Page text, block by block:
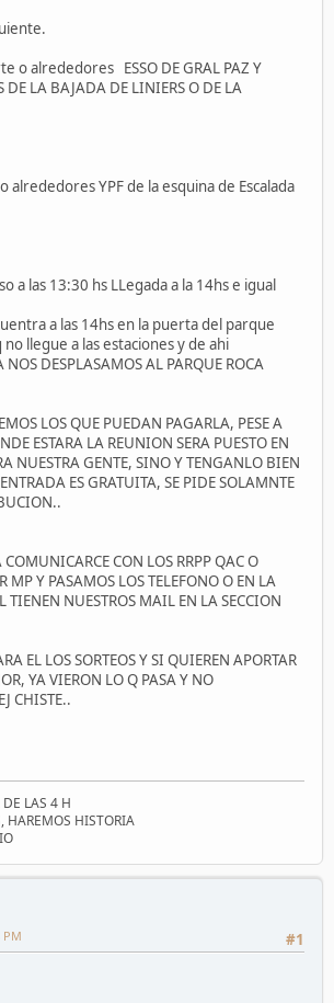
o alrededores ESSO DE GRAL PAZ Y
DE LA BAJADA DE LINIERS O DE LA
alrededores YPF de la esquina de Escalada
a las 13:30 hs LLegada a la 14hs e igual
a las 14hs en la puerta del parque
llegue a las estaciones y de ahi
NOS DESPLASAMOS AL PARQUE ROCA
LOS QUE PUEDAN PAGARLA, PESE A
ESTARA LA REUNION SERA PUESTO EN
NUESTRA GENTE, SINO Y TENGANLO BIEN
ES GRATUITA, SE PIDE SOLAMNTE
CON LOS RRPP QAC O
MP Y PASAMOS LOS TELEFONO O EN LA
TIENEN NUESTROS MAIL EN LA SECCION
EL LOS SORTEOS Y SI QUIEREN APORTAR
YA VIERON LO Q PASA Y NO
CHISTE..
LAS 4 H
HAREMOS HISTORIA
#1
PM